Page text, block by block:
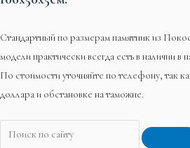
Стандартный по размерам памятник из
модели практически всегда есть в наличии в
По стоимости уточняйте по телефону, так
доллара и обстановке на таможне.